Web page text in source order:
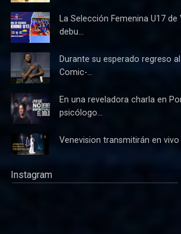
La Selección Femenina U17
debu...
Durante su esperado regreso
Comic-...
En una reveladora charla en
psicólogo...
Venevision transmitirán en vivo
Instagram